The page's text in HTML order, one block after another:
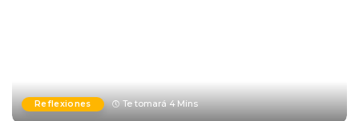
Reflexiones Te tomará 4 Mins